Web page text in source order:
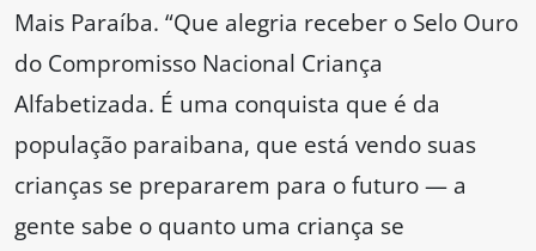
Mais Paraíba. “Que alegria receber o Selo Ouro
do Compromisso Nacional Criança
Alfabetizada. É uma conquista que é da
população paraibana, que está vendo suas
crianças se prepararem para o futuro — a
gente sabe o quanto uma criança se